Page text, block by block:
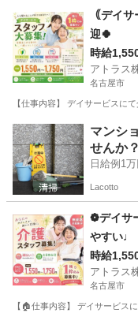
豊田市駅
｟デイ
迎🍀
時給
アトラス
名古屋市
【仕事内容】 デイサービスに
愛知 名古屋市 介護
マンシ
せんか
Lacotto
❁デイサ
やすい♩
時給
アトラス
名古屋市
【🏠仕事内容】 デイサービス